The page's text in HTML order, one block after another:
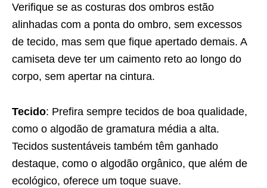
Verifique se as costuras dos ombros estão
alinhadas com a ponta do ombro, sem excessos
de tecido, mas sem que fique apertado demais. A
camiseta deve ter um caimento reto ao longo do
corpo, sem apertar na cintura.
Tecido: Prefira sempre tecidos de boa qualidade,
como o algodão de gramatura média a alta.
Tecidos sustentáveis também têm ganhado
destaque, como o algodão orgânico, que além de
ecológico, oferece um toque suave.